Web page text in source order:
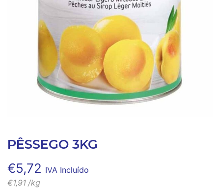
PÊSSEGO 3KG
€5,72 IVA Incluído
€1,91 /kg